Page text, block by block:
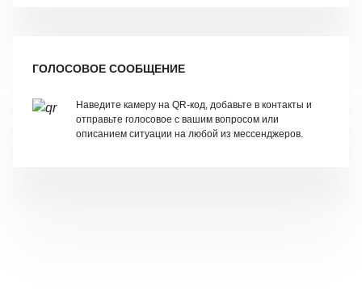
ГОЛОСОВОЕ СООБЩЕНИЕ
Наведите камеру на QR-код, добавьте в контакты и
отправьте голосовое с вашим вопросом или
описанием ситуации на любой из мессенджеров.